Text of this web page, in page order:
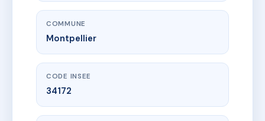
COMMUNE
Montpellier
CODE INSEE
34172